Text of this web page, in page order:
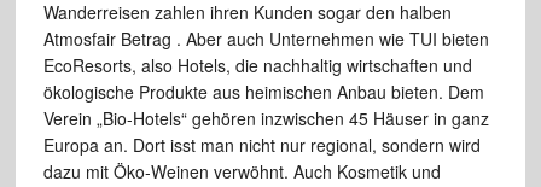
Wanderreisen zahlen ihren Kunden sogar den halben
Atmosfair Betrag . Aber auch Unternehmen wie TUI bieten
EcoResorts, also Hotels, die nachhaltig wirtschaften und
ökologische Produkte aus heimischen Anbau bieten. Dem
Verein „Bio-Hotels“ gehören inzwischen 45 Häuser in ganz
Europa an. Dort isst man nicht nur regional, sondern wird
dazu mit Öko-Weinen verwöhnt. Auch Kosmetik und